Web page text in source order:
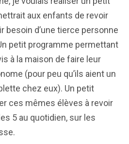
aux enfants de revoir
besoin d’une tierce personne
petit programme permettant
à la maison de faire leur
(pour peu qu’ils aient un
chez eux). Un petit
ces mêmes élèves à revoir
5 au quotidien, sur les